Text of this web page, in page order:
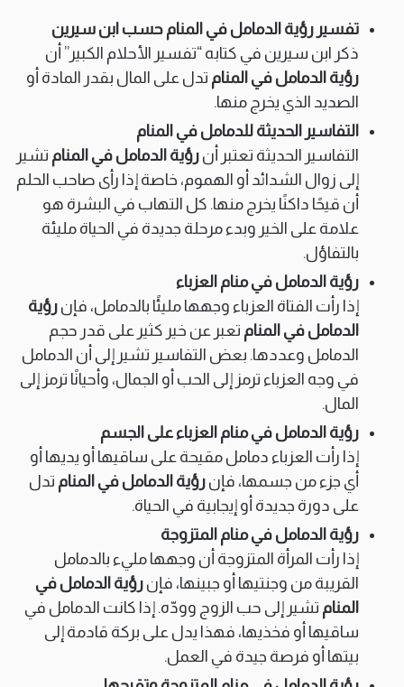
تفسير رؤية الدمامل في المنام حسب ابن سيرين
ذكر ابن سيرين في كتابه “تفسير الأحلام الكبير” أن
رؤية الدمامل في المنام تدل على المال بقدر المادة أو
الصديد الذي يخرج منها.
التفاسير الحديثة للدمامل في المنام
التفاسير الحديثة تعتبر أن رؤية الدمامل في المنام تشير
إلى زوال الشدائد أو الهموم، خاصة إذا رأى صاحب الحلم
أن قيحًا داكنًا يخرج منها. كل التهاب في البشرة هو
علامة على الخير وبدء مرحلة جديدة في الحياة مليئة
بالتفاؤل.
رؤية الدمامل في منام العزباء
إذا رأت الفتاة العزباء وجهها مليئًا بالدمامل، فإن رؤية
الدمامل في المنام تعبر عن خير كثير على قدر حجم
الدمامل وعددها. بعض التفاسير تشير إلى أن الدمامل
في وجه العزباء ترمز إلى الحب أو الجمال، وأحيانًا ترمز إلى
المال.
رؤية الدمامل في منام العزباء على الجسم
إذا رأت العزباء دمامل مقيحة على ساقيها أو يديها أو
أي جزء من جسمها، فإن رؤية الدمامل في المنام تدل
على دورة جديدة أو إيجابية في الحياة.
رؤية الدمامل في منام المتزوجة
إذا رأت المرأة المتزوجة أن وجهها مليء بالدمامل
القريبة من وجنتيها أو جبينها، فإن رؤية الدمامل في
المنام تشير إلى حب الزوج وودّه. إذا كانت الدمامل في
ساقيها أو فخذيها، فهذا يدل على بركة قادمة إلى
بيتها أو فرصة جيدة في العمل.